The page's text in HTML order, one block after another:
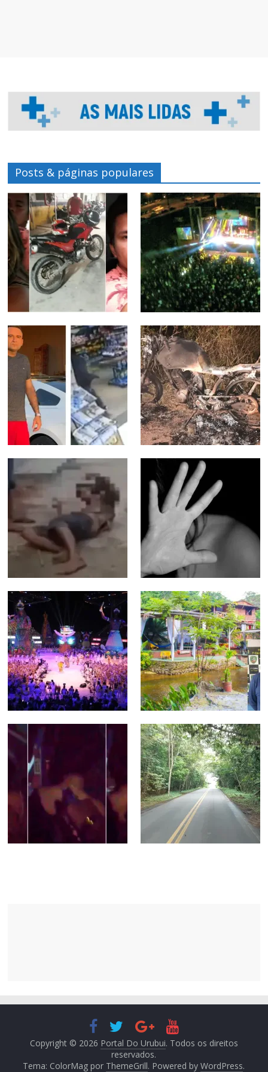
Posts & páginas populares
Copyright © 2026 Portal Do Urubui. Todos os direitos
reservados.
Tema: ColorMag por ThemeGrill. Powered byWordPress.